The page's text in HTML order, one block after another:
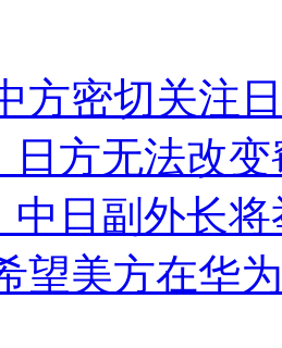
霸凌主义
片面不公正
翻车
方密切关注
日方无法改
中日副外长
望美方在华